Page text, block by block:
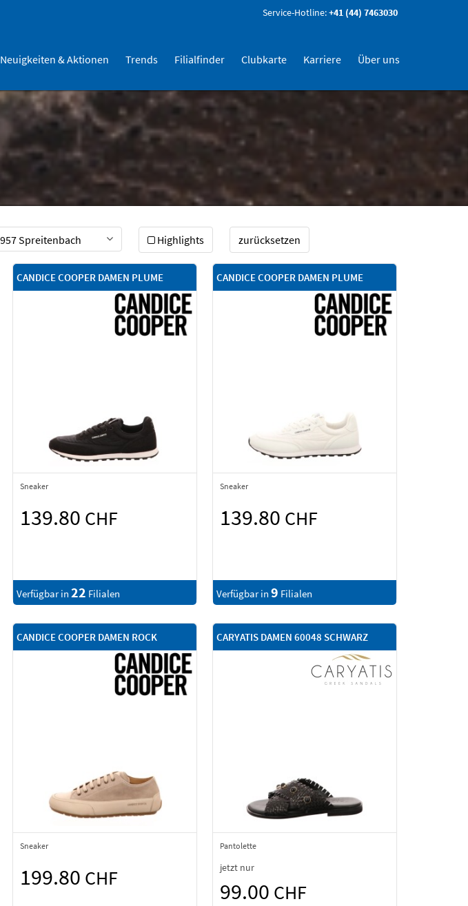
Service-Hotline:+41 (44) 7463030
Neuigkeiten & Aktionen Trends Filialfinder Clubkarte Karriere Über uns
Highlights zurücksetzen
CANDICE COOPER DAMEN PLUME
Sneaker
139.80 CHF
Verfügbar in 22 Filialen
CANDICE COOPER DAMEN PLUME
Sneaker
139.80 CHF
Verfügbar in 9 Filialen
CANDICE COOPER DAMEN ROCK
Sneaker
199.80 CHF
CARYATIS DAMEN 60048 SCHWARZ
Pantolette
jetzt nur
99.00 CHF